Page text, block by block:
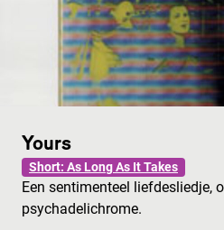
Yours
Short: As Long As It Takes
Een sentimenteel liefdesliedje,
psychadelichrome.